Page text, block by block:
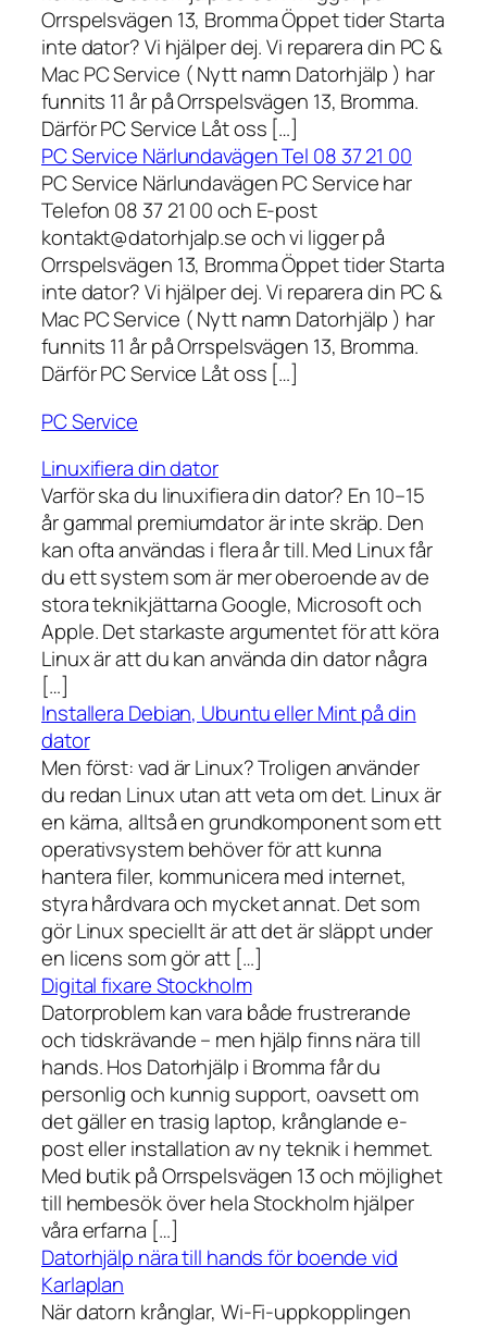
Orrspelsvägen 13, Bromma Öppet tider Starta
inte dator? Vi hjälper dej. Vi reparera din PC &
Mac PC Service ( Nytt namn Datorhjälp ) har
funnits 11 år på Orrspelsvägen 13, Bromma.
Därför PC Service Låt oss […]
PC Service Närlundavägen Tel 08 37 21 00
PC Service Närlundavägen PC Service har
Telefon 08 37 21 00 och E-post
kontakt@datorhjalp.se och vi ligger på
Orrspelsvägen 13, Bromma Öppet tider Starta
inte dator? Vi hjälper dej. Vi reparera din PC &
Mac PC Service ( Nytt namn Datorhjälp ) har
funnits 11 år på Orrspelsvägen 13, Bromma.
Därför PC Service Låt oss […]
PC Service
Linuxifiera din dator
Varför ska du linuxifiera din dator? En 10–15
år gammal premiumdator är inte skräp. Den
kan ofta användas i flera år till. Med Linux får
du ett system som är mer oberoende av de
stora teknikjättarna Google, Microsoft och
Apple. Det starkaste argumentet för att köra
Linux är att du kan använda din dator några
[…]
Installera Debian, Ubuntu eller Mint på din
dator
Men först: vad är Linux? Troligen använder
du redan Linux utan att veta om det. Linux är
en kärna, alltså en grundkomponent som ett
operativsystem behöver för att kunna
hantera filer, kommunicera med internet,
styra hårdvara och mycket annat. Det som
gör Linux speciellt är att det är släppt under
en licens som gör att […]
Digital fixare Stockholm
Datorproblem kan vara både frustrerande
och tidskrävande – men hjälp finns nära till
hands. Hos Datorhjälp i Bromma får du
personlig och kunnig support, oavsett om
det gäller en trasig laptop, krånglande e-
post eller installation av ny teknik i hemmet.
Med butik på Orrspelsvägen 13 och möjlighet
till hembesök över hela Stockholm hjälper
våra erfarna […]
Datorhjälp nära till hands för boende vid
Karlaplan
När datorn krånglar, Wi-Fi-uppkopplingen